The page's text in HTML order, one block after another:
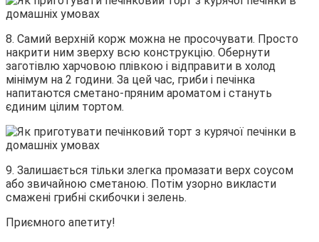
8. Самий верхній корж можна не просочувати. Просто
накрити ним зверху всю конструкцію. Обернути
заготівлю харчовою плівкою і відправити в холод
мінімум на 2 години. За цей час, гриби і печінка
напитаются сметано-пряним ароматом і стануть
єдиним цілим тортом.
9. Залишається тільки злегка промазати верх соусом
або звичайною сметаною. Потім узорно викласти
смажені грибні скибочки і зелень.
Приємного апетиту!